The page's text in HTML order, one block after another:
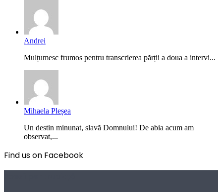
Andrei
Mulțumesc frumos pentru transcrierea părții a doua a intervi...
Mihaela Pleșea
Un destin minunat, slavă Domnului! De abia acum am
observat,...
Find us on Facebook